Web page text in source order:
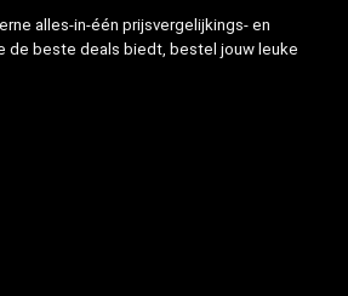
alles-in-één prijsvergelijkings- en
de beste deals biedt, bestel jouw leuke